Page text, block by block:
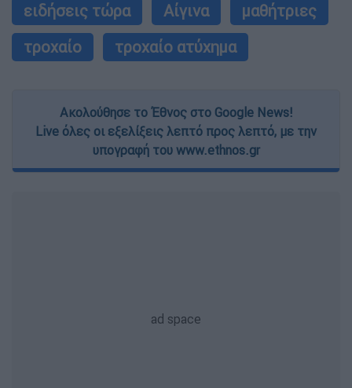
ειδήσεις τώρα
Αίγινα
μαθήτριες
τροχαίο
τροχαίο ατύχημα
Ακολούθησε το Έθνος στο Google News!
Live όλες οι εξελίξεις λεπτό προς λεπτό, με την
υπογραφή του www.ethnos.gr